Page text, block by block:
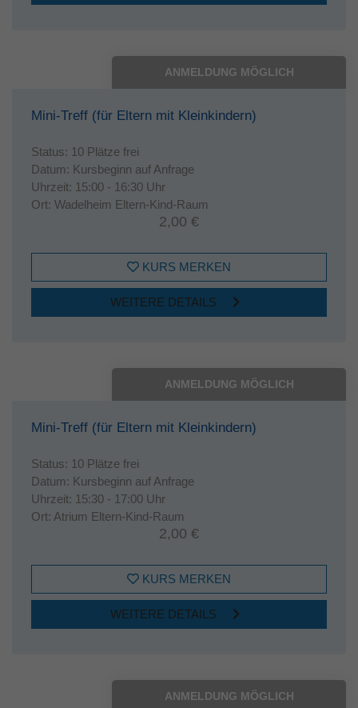
ANMELDUNG MÖGLICH
Mini-Treff (für Eltern mit Kleinkindern)
Status: 10 Plätze frei
Datum: Kursbeginn auf Anfrage
Uhrzeit: 15:00 - 16:30 Uhr
Ort: Wadelheim Eltern-Kind-Raum
2,00 €
KURS MERKEN
WEITERE DETAILS
ANMELDUNG MÖGLICH
Mini-Treff (für Eltern mit Kleinkindern)
Status: 10 Plätze frei
Datum: Kursbeginn auf Anfrage
Uhrzeit: 15:30 - 17:00 Uhr
Ort: Atrium Eltern-Kind-Raum
2,00 €
KURS MERKEN
WEITERE DETAILS
ANMELDUNG MÖGLICH